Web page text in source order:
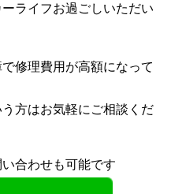
ライフお過ごしいただい
修理費用が高額になって
方はお気軽にご相談くだ
合わせも可能です